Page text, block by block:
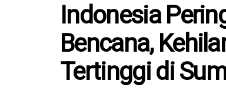
Indonesia
Bencana,
Tertinggi di